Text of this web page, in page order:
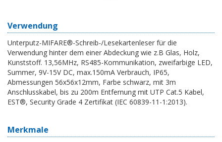
Verwendung
Unterputz-MIFARE®-Schreib-/Lesekartenleser für die
Verwendung hinter dem einer Abdeckung wie z.B Glas, Holz,
Kunststoff. 13,56MHz, RS485-Kommunikation, zweifarbige LED,
Summer, 9V-15V DC, max.150mA Verbrauch, IP65,
Abmessungen 56x56x12mm, Farbe schwarz, mit 3m
Anschlusskabel, bis zu 200m Entfernung mit UTP Cat.5 Kabel,
EST®, Security Grade 4 Zertifikat (IEC 60839-11-1:2013).
Merkmale